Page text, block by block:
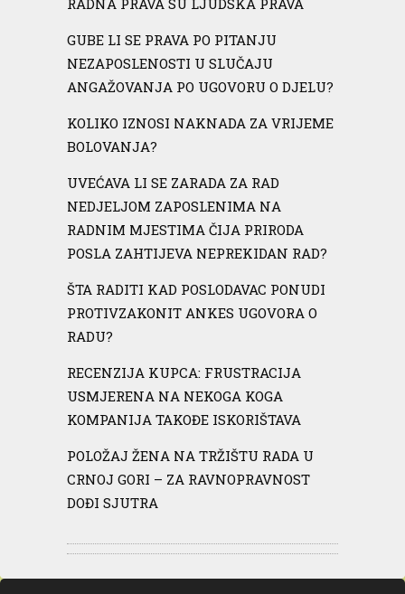
GUBE LI SE PRAVA PO PITANJU
NEZAPOSLENOSTI U SLUČAJU
ANGAŽOVANJA PO UGOVORU O DJELU?
KOLIKO IZNOSI NAKNADA ZA VRIJEME
BOLOVANJA?
UVEĆAVA LI SE ZARADA ZA RAD
NEDJELJOM ZAPOSLENIMA NA
RADNIM MJESTIMA ČIJA PRIRODA
POSLA ZAHTIJEVA NEPREKIDAN RAD?
ŠTA RADITI KAD POSLODAVAC PONUDI
PROTIVZAKONIT ANKES UGOVORA O
RADU?
RECENZIJA KUPCA: FRUSTRACIJA
USMJERENA NA NEKOGA KOGA
KOMPANIJA TAKOĐE ISKORIŠTAVA
POLOŽAJ ŽENA NA TRŽIŠTU RADA U
CRNOJ GORI – ZA RAVNOPRAVNOST
DOĐI SJUTRA